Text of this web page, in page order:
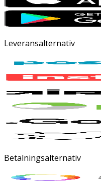
Leveransalternativ
Betalningsalternativ